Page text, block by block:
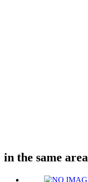
in the same area